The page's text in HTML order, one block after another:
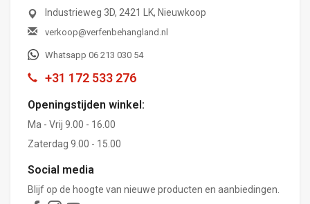
Industrieweg 3D, 2421 LK, Nieuwkoop
verkoop@verfenbehangland.nl
Whatsapp 06 213 030 54
+31 172 533 276
Openingstijden winkel:
Ma - Vrij 9.00 - 16.00
Zaterdag 9.00 - 15.00
Social media
Blijf op de hoogte van nieuwe producten en aanbiedingen.